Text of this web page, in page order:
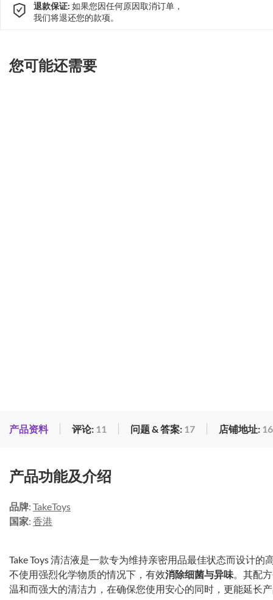
退款保证: 如果您因任何原因取消订单，
我们将退还您的款项。
您可能还需要
产品资料 评论: 11 问题 & 答案: 17 店铺地址: 16
产品功能及介绍
品牌: TakeToys
国家: 香港
Take Toys 清洁液是一款专为维持亲密用品最佳状态而设计的
不使用强烈化学物质的情况下，有效消除细菌与异味。其配
温和而强大的清洁力，在确保您使用安心的同时，更能延长